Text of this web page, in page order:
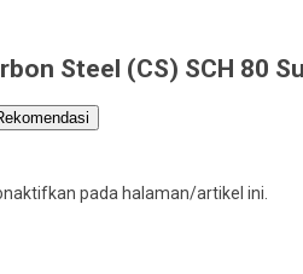
Steel (CS) SCH 80
pada halaman/artikel ini.